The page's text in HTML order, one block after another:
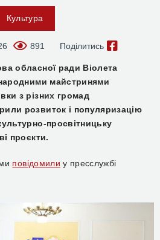
Культура
891 Поділитись
обласної ради Віолета
майстринями
з різних громад
розвиток і популяризацію
просвітницьку
проєкти.
повідомили у пресслужбі